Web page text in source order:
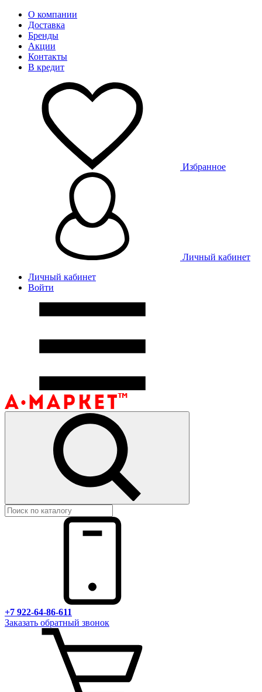
О компании
Доставка
Бренды
Акции
Контакты
В кредит
Избранное
Личный кабинет
Личный кабинет
Войти
+7 922-64-86-611
Заказать обратный звонок